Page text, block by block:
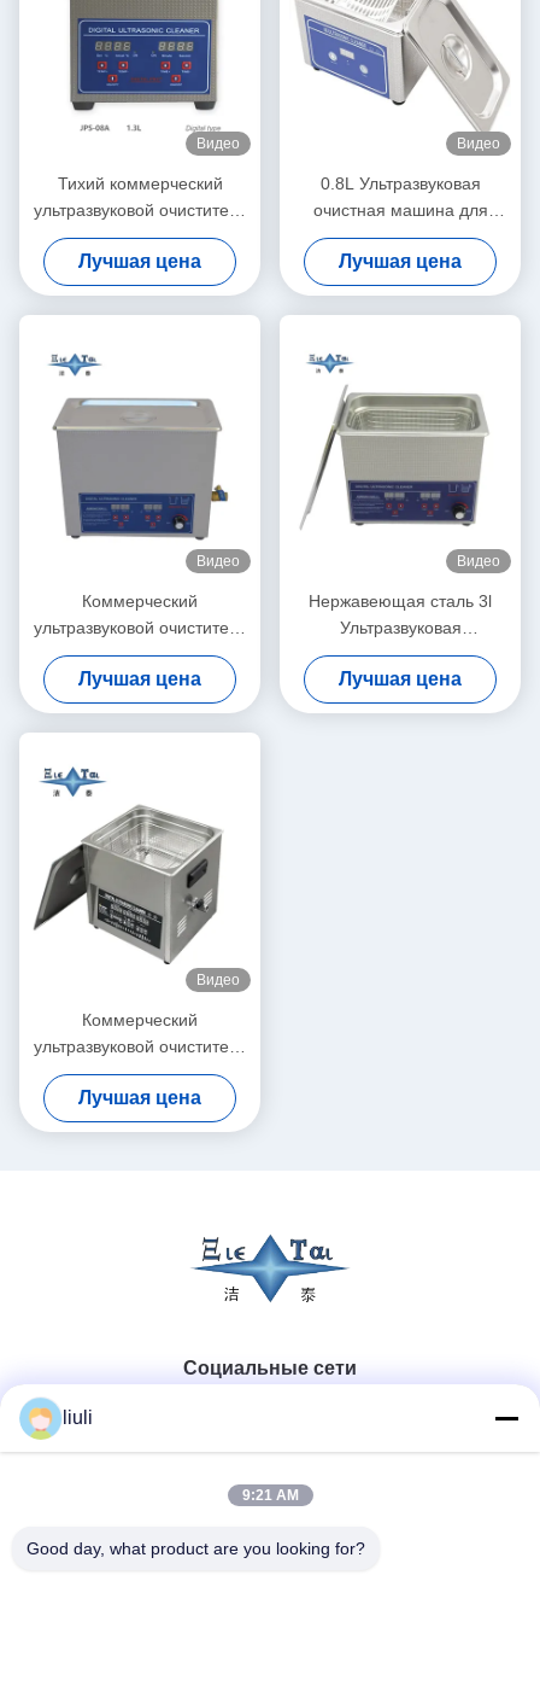
Видео
Тихий коммерческий
ультразвуковой очиститель
1.3L Цифровая
ультразвуковая очистная
машина 60W с
многоприводным
Лучшая цена
Видео
0.8L Ультразвуковая
очистная машина для
ювелирных изделий 35W
Ультразвуковая очистка для
очков
Лучшая цена
Видео
Коммерческий
ультразвуковой очиститель
с регулируемой
мощностью 6L цифровые
ультразвуковые очистители
70W - 180W
Лучшая цена
Видео
Нержавеющая сталь 3l
Ультразвуковая
очистительная мощность
регулируемая Малые
ультразвуковые очистители
Лучшая цена
Видео
Коммерческий
ультразвуковой очиститель
мощностью 14L
мощностью 120W - 300W
Лучшая цена
Социальные сети
86-13823313140
liuli
9:21 AM
Good day, what product are you looking for?